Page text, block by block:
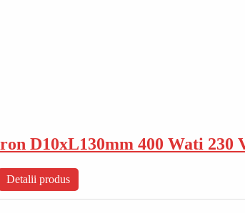
D10xL130mm 400 Wati 230
Detalii produs